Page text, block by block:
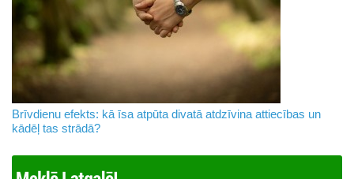
Brīvdienu efekts: kā īsa atpūta divatā atdzīvina attiecības un
kādēļ tas strādā?